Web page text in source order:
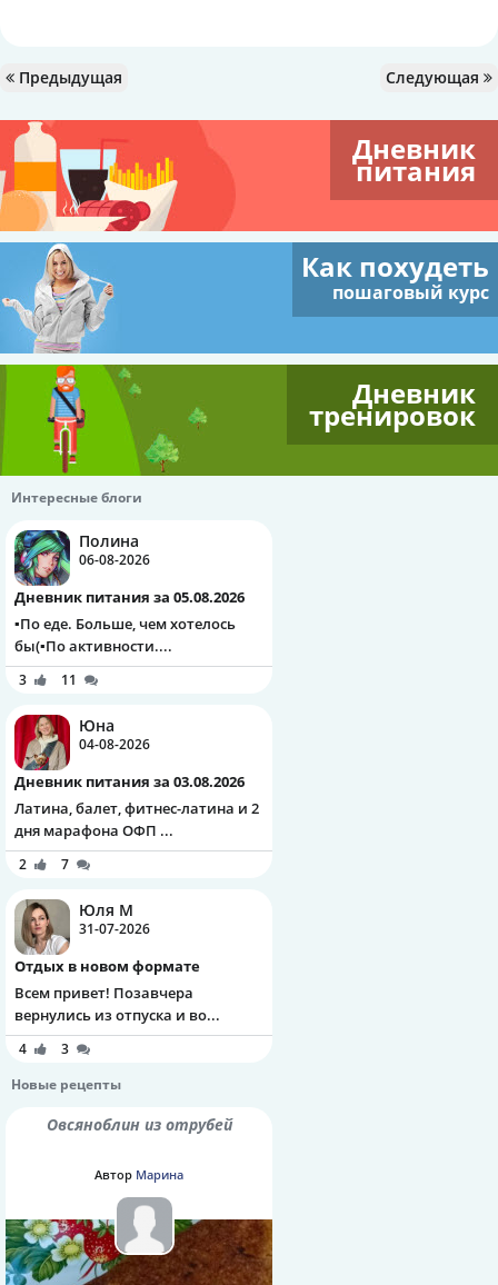
Предыдущая Следующая
Дневник
питания
Как похудеть
пошаговый курс
Дневник
тренировок
Интересные блоги
Полина
06-08-2026
Дневник питания за 05.08.2026
▪️По еде. Больше, чем хотелось
бы(▪️По активности....
3 11
Юна
04-08-2026
Дневник питания за 03.08.2026
Латина, балет, фитнес-латина и 2
дня марафона ОФП ...
2 7
Юля М
31-07-2026
Отдых в новом формате
Всем привет! Позавчера
вернулись из отпуска и во...
4
3
Новые рецепты
Овсяноблин из отрубей
Автор Марина